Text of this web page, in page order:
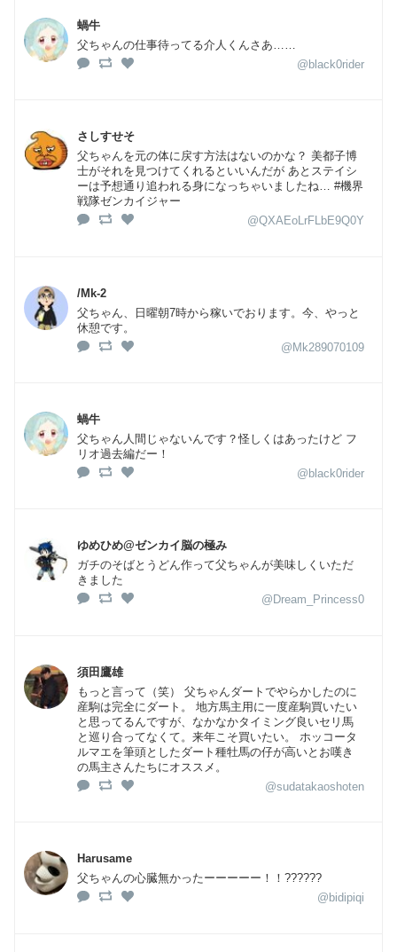
蝸牛
父ちゃんの仕事待ってる介人くんさあ……
@black0rider
さしすせそ
父ちゃんを元の体に戻す方法はないのかな？ 美都子博
士がそれを見つけてくれるといいんだが あとステイシ
ーは予想通り追われる身になっちゃいましたね… #機界
戦隊ゼンカイジャー
@QXAEoLrFLbE9Q0Y
/Mk-2
父ちゃん、日曜朝7時から稼いでおります。今、やっと
休憩です。
@Mk289070109
蝸牛
父ちゃん人間じゃないんです？怪しくはあったけど フ
リオ過去編だー！
@black0rider
ゆめひめ@ゼンカイ脳の極み
ガチのそばとうどん作って父ちゃんが美味しくいただ
きました
@Dream_Princess0
須田鷹雄
もっと言って（笑） 父ちゃんダートでやらかしたのに
産駒は完全にダート。 地方馬主用に一度産駒買いたい
と思ってるんですが、なかなかタイミング良いセリ馬
と巡り合ってなくて。来年こそ買いたい。 ホッコータ
ルマエを筆頭としたダート種牡馬の仔が高いとお嘆き
の馬主さんたちにオススメ。
@sudatakaoshoten
Harusame
父ちゃんの心臓無かったーーーーー！！??????
@bidipiqi